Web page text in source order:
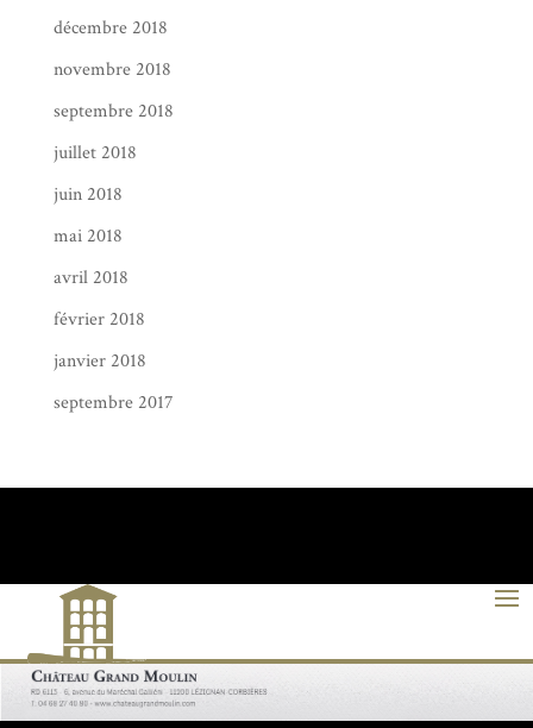
décembre 2018
novembre 2018
septembre 2018
juillet 2018
juin 2018
mai 2018
avril 2018
février 2018
janvier 2018
septembre 2017